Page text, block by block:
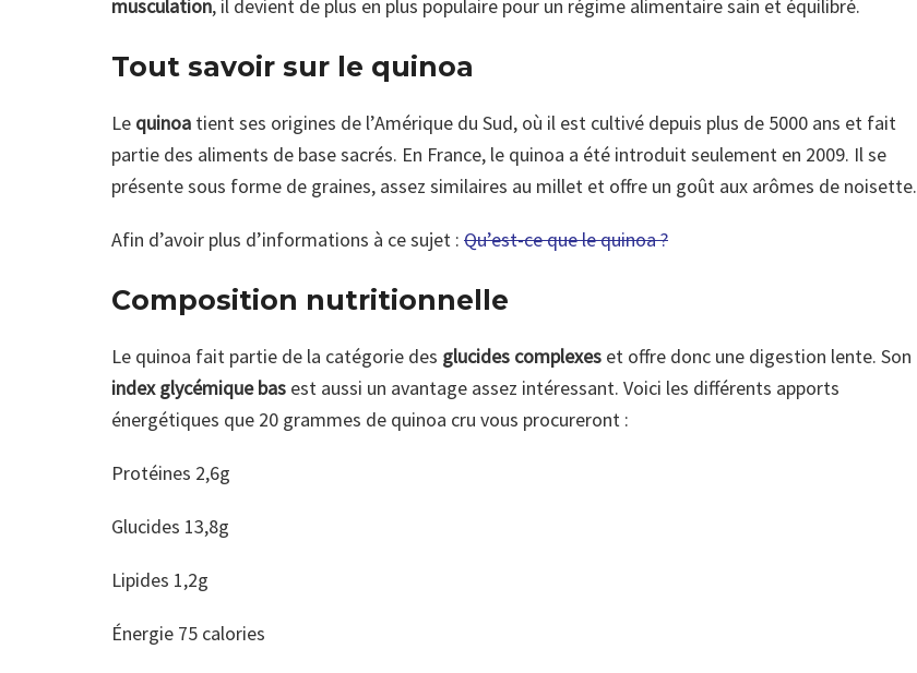
musculation, il devient de plus en plus populaire pour un régime alimentaire sain et équilibré.
Tout savoir sur le quinoa
Le quinoa tient ses origines de l’Amérique du Sud, où il est cultivé depuis plus de 5000 ans et fait
partie des aliments de base sacrés. En France, le quinoa a été introduit seulement en 2009. Il se
présente sous forme de graines, assez similaires au millet et offre un goût aux arômes de noisette.
Afin d’avoir plus d’informations à ce sujet : Qu’est-ce que le quinoa ?
Composition nutritionnelle
Le quinoa fait partie de la catégorie des glucides complexes et offre donc une digestion lente. Son
index glycémique bas est aussi un avantage assez intéressant. Voici les différents apports
énergétiques que 20 grammes de quinoa cru vous procureront :
Protéines 2,6g
Glucides 13,8g
Lipides 1,2g
Énergie 75 calories